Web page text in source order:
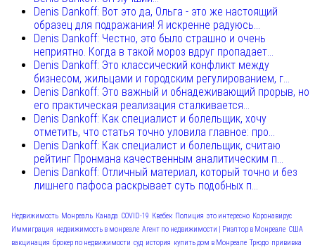
Denis Dankoff: Вот это да, Ольга - это же настоящий
образец для подражания! Я искренне радуюсь...
Denis Dankoff: Честно, это было страшно и очень
неприятно. Когда в такой мороз вдруг пропадает...
Denis Dankoff: Это классический конфликт между
бизнесом, жильцами и городским регулированием, г...
Denis Dankoff: Это важный и обнадеживающий прорыв, но
его практическая реализация сталкивается...
Denis Dankoff: Как специалист и болельщик, хочу
отметить, что статья точно уловила главное: про...
Denis Dankoff: Как специалист и болельщик, считаю
рейтинг Пронмана качественным аналитическим п...
Denis Dankoff: Отличный материал, который точно и без
лишнего пафоса раскрывает суть подобных п...
Недвижимость Монреаль Канада COVID-19 Квебек Полиция это интересно Коронавирус
Иммиграция недвижимость в монреале Агент по недвижимости | Риэлтор в Монреале США
вакцинация брокер по недвижимости суд история купить дом в Монреале Трюдо прививка